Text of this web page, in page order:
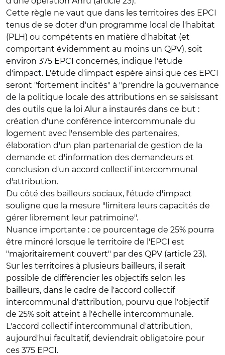
Cette règle ne vaut que dans les territoires des EPCI
tenus de se doter d'un programme local de l'habitat
(PLH) ou compétents en matière d'habitat (et
comportant évidemment au moins un QPV), soit
environ 375 EPCI concernés, indique l'étude
d'impact. L'étude d'impact espère ainsi que ces EPCI
seront "fortement incités" à "prendre la gouvernance
de la politique locale des attributions en se saisissant
des outils que la loi Alur a instaurés dans ce but :
création d'une conférence intercommunale du
logement avec l'ensemble des partenaires,
élaboration d'un plan partenarial de gestion de la
demande et d'information des demandeurs et
conclusion d'un accord collectif intercommunal
d'attribution.
Du côté des bailleurs sociaux, l'étude d'impact
souligne que la mesure " limitera leurs capacités de
gérer librement leur patrimoine".
Nuance importante : ce pourcentage de 25% pourra
être minoré lorsque le territoire de l'EPCI est
"majoritairement couvert" par des QPV (article 23).
Sur les territoires à plusieurs bailleurs, il serait
possible de différencier les objectifs selon les
bailleurs, dans le cadre de l'accord collectif
intercommunal d'attribution, pourvu que l'objectif
de 25% soit atteint à l'échelle intercommunale.
L'accord collectif intercommunal d'attribution,
aujourd'hui facultatif, deviendrait obligatoire pour
ces 375 EPCI.